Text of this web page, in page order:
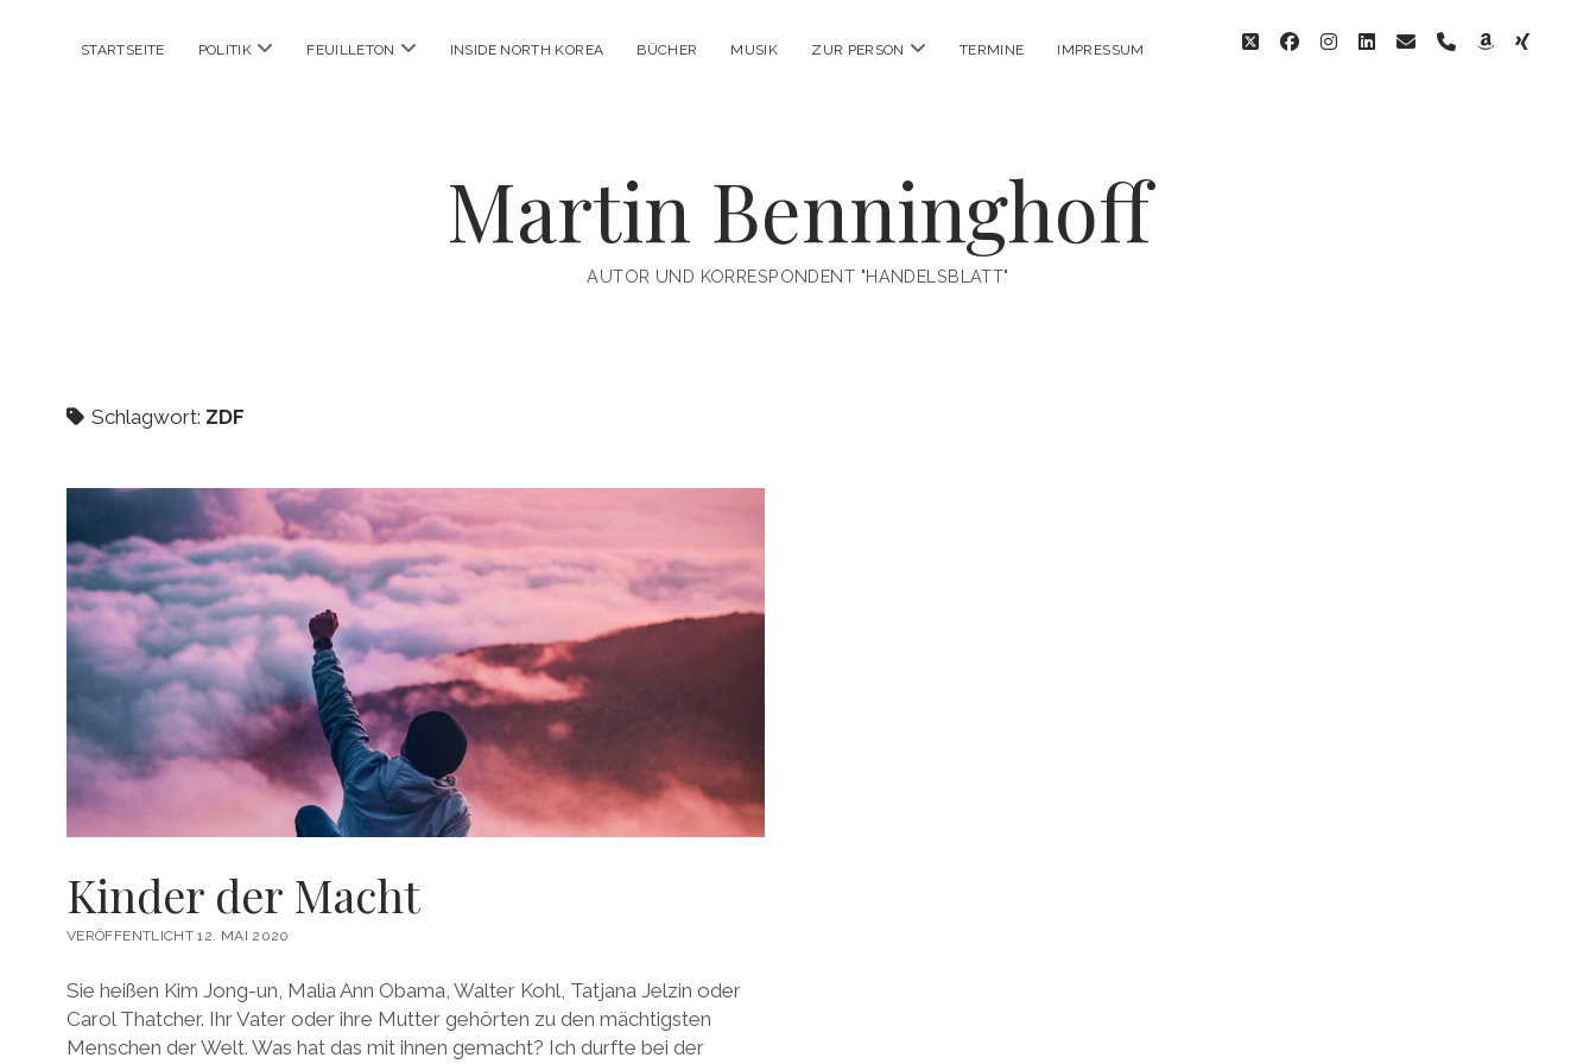
STARTSEITE POLITIK Menü
FEUILLETON Menü
INSIDE NORTH KOREA BÜCHER MUSIK ZUR PERSON Menü
TERMINE IMPRESSUM twitterfacebookinstagram
linkedin
emailphoneamazon
xing
Martin Benninghoff
AUTOR UND KORRESPONDENT "HANDELSBLATT"
Schlagwort: ZDF
Kinder der Macht
VERÖFFENTLICHT 12. MAI 2020
Sie heißen Kim Jong-un, Malia Ann Obama, Walter Kohl, Tatjana Jelzin oder
Carol Thatcher. Ihr Vater oder ihre Mutter gehörten zu den mächtigsten
Menschen der Welt. Was hat das mit ihnen gemacht? Ich durfte bei der